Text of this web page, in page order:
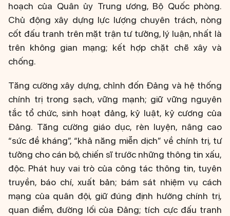
hoạch của Quân ủy Trung ương, Bộ Quốc phòng.
Chủ động xây dựng lực lượng chuyên trách, nòng
cốt đấu tranh trên mặt trận tư tưởng, lý luận, nhất là
trên không gian mạng; kết hợp chặt chẽ xây và
chống.
Tăng cường xây dựng, chỉnh đốn Đảng và hệ thống
chính trị trong sạch, vững mạnh; giữ vững nguyên
tắc tổ chức, sinh hoạt đảng, kỷ luật, kỷ cương của
Đảng. Tăng cường giáo dục, rèn luyện, nâng cao
“sức đề kháng”, “khả năng miễn dịch” về chính trị, tư
tưởng cho cán bộ, chiến sĩ trước những thông tin xấu,
độc. Phát huy vai trò của công tác thông tin, tuyên
truyền, báo chí, xuất bản; bám sát nhiệm vụ cách
mạng của quân đội, giữ đúng định hướng chính trị,
quan điểm, đường lối của Đảng; tích cực đấu tranh